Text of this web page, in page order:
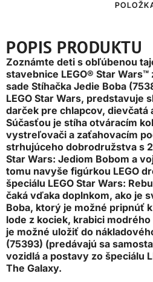
POPIS PRODUKTU
Zoznámte deti s obľúbenou
stavebnice LEGO® Star
sade Stíhačka Jedie Boba
LEGO Star Wars, predstavuje
darček pre chlapcov, dievčatá
Súčasťou je stíha otváracím
vystreľovači a zaťahovacím
strhujúceho dobrodružstva s
Star Wars: Jediom Bobom a
tomu navyše figúrkou LEGO
špeciálu LEGO Star Wars:
čaká vďaka doplnkom, ako je
Boba, ktorý je možné pripnúť
lode z kociek, krabici
je možné uložiť do
(75393) (predávajú sa
vozidlá a postavy zo špeciálu
The Galaxy.